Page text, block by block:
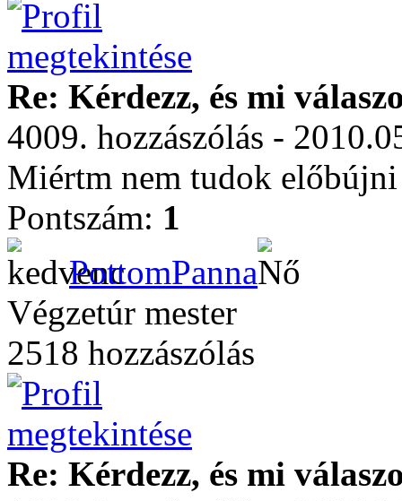
Re: Kérdezz, és mi
4009. hozzászólás -
Miértm nem tudok
Pontszám: 1
PottomPanna
Végzetúr mester
2518 hozzászólás
Re: Kérdezz, és mi